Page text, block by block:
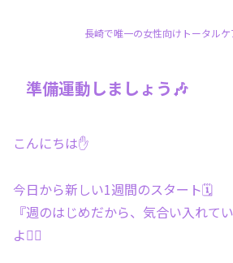
長崎で唯一の女性向けトータルケ
準備運動しましょう🎶
こんにちは✋
今日から新しい1週間のスタート🗓
『週のはじめだから、気合い入れて
よ🙅‍♂️